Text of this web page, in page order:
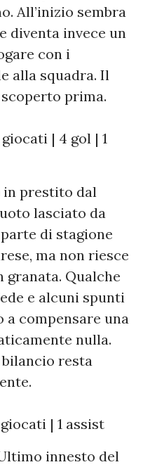
All’inizio sembra
diventa invece un
con i
alla squadra. Il
prima.
| 4 gol | 1
prestito dal
lasciato da
di stagione
ma non riesce
Qualche
e alcuni spunti
compensare una
nulla.
resta
| 1 assist
innesto del